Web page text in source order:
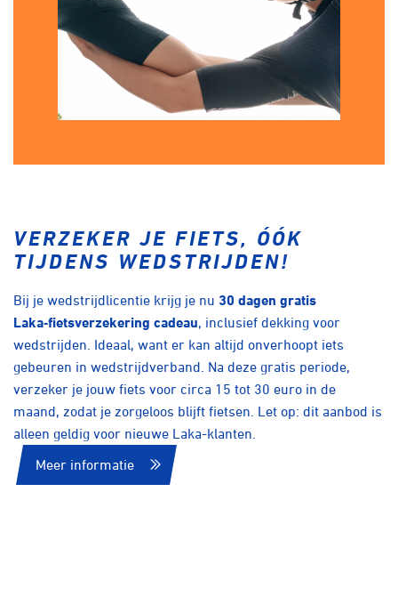
VERZEKER JE FIETS, ÓÓK
TIJDENS WEDSTRIJDEN!
Bij je wedstrijdlicentie krijg je nu 30 dagen gratis
Laka‑fietsverzekering cadeau, inclusief dekking voor
wedstrijden. Ideaal, want er kan altijd onverhoopt iets
gebeuren in wedstrijdverband. Na deze gratis periode,
verzeker je jouw fiets voor circa 15 tot 30 euro in de
maand, zodat je zorgeloos blijft fietsen. Let op: dit aanbod is
alleen geldig voor nieuwe Laka-klanten.
Meer informatie